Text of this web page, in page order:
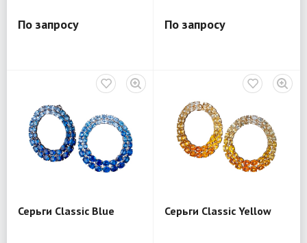
По запросу По запросу
Серьги Classic Blue Серьги Classic Yellow